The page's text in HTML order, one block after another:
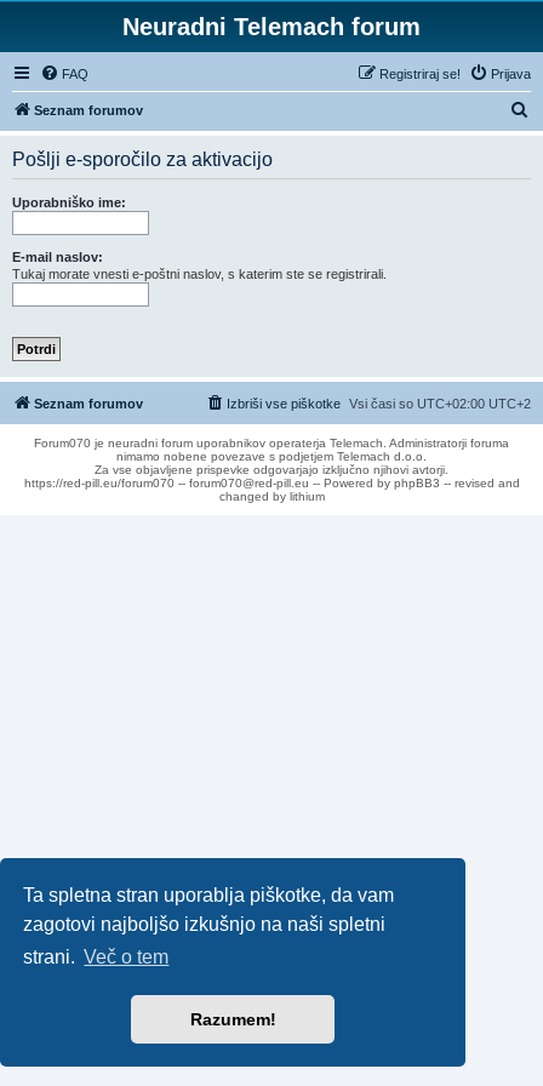
Ta spletna stran uporablja piškotke, da vam
zagotovi najboljšo izkušnjo na naši spletni
strani. Več o tem
Razumem!
Neuradni Telemach forum
FAQ Prijava
Registriraj se!
Seznam forumov
s
Pošlji e-sporočilo za aktivacijo
Uporabniško ime:
E-mail naslov:
Tukaj morate vnesti e-poštni naslov, s katerim ste se registrirali.
Seznam forumov Vsi časi so UTC+02:00 UTC+2
Izbriši vse piškotke
Forum070 je neuradni forum uporabnikov operaterja Telemach. Administratorji foruma
nimamo nobene povezave s podjetjem Telemach d.o.o.
Za vse objavljene prispevke odgovarjajo izključno njihovi avtorji.
https://red-pill.eu/forum070 -- forum070@red-pill.eu -- Powered by phpBB3 -- revised and
changed by lithium